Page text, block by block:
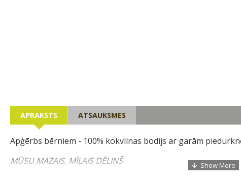
APRAKSTS ATSAUKSMES
Apģērbs bērniem - 100% kokvilnas bodijs ar garām
MŪSU MAZAIS, MĪĻAIS DĒLIŅŠ